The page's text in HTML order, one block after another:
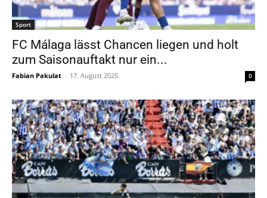
Sport
FC Málaga lässt Chancen liegen und holt
zum Saisonauftakt nur ein...
Fabian Pakulat - 17. August 2025 0